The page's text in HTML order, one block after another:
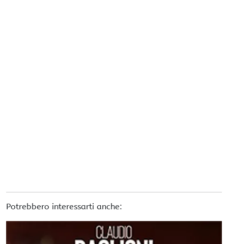
Potrebbero interessarti anche: